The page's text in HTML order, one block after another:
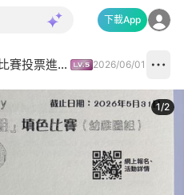
下載App
「我的Chill賞假期」填色比賽投票進行中✅ 2026/06/01
1/2